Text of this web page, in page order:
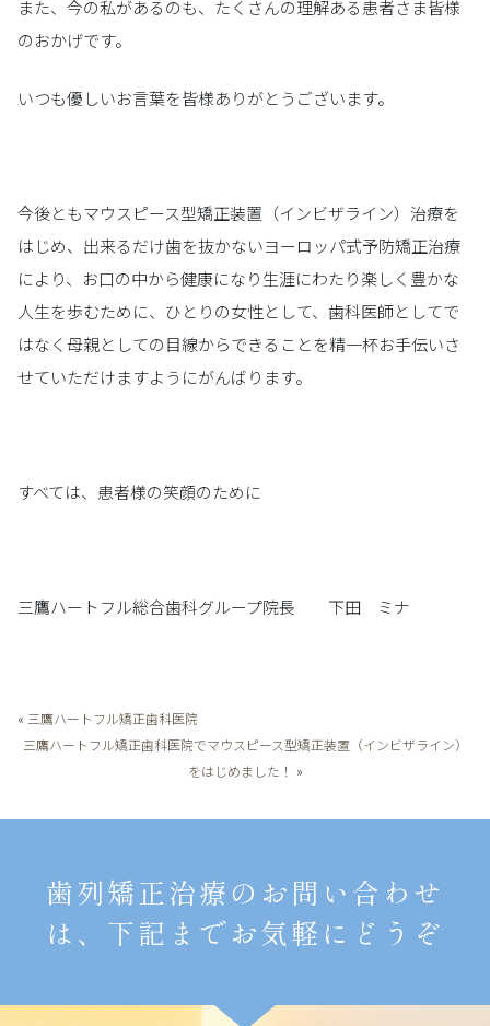
また、今の私があるのも、たくさんの理解ある患者さま皆様
のおかげです。
いつも優しいお言葉を皆様ありがとうございます。
今後ともマウスピース型矯正装置（インビザライン）治療を
はじめ、出来るだけ歯を抜かないヨーロッパ式予防矯正治療
により、お口の中から健康になり生涯にわたり楽しく豊かな
人生を歩むために、ひとりの女性として、歯科医師としてで
はなく母親としての目線からできることを精一杯お手伝いさ
せていただけますようにがんばります。
すべては、患者様の笑顔のために
三鷹ハートフル総合歯科グループ院長 下田 ミナ
« 三鷹ハートフル矯正歯科医院
三鷹ハートフル矯正歯科医院でマウスピース型矯正装置（インビザライン）
をはじめました！ »
歯列矯正治療のお問い合わせ
は、下記までお気軽にどうぞ